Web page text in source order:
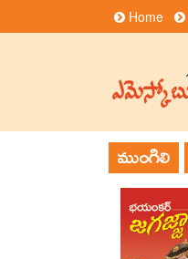
Home
ముంగిలి